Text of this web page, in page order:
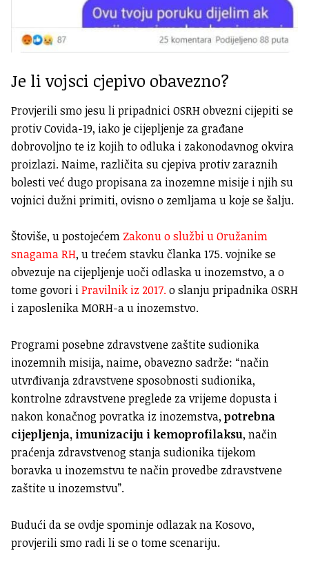
Je li vojsci cjepivo obavezno?
Provjerili smo jesu li pripadnici OSRH obvezni cijepiti se
protiv Covida-19, iako je cijepljenje za građane
dobrovoljno te iz kojih to odluka i zakonodavnog okvira
proizlazi. Naime, različita su cjepiva protiv zaraznih
bolesti već dugo propisana za inozemne misije i njih su
vojnici dužni primiti, ovisno o zemljama u koje se šalju.
Štoviše, u postojećem Zakonu o službi u Oružanim
snagama RH, u trećem stavku članka 175. vojnike se
obvezuje na cijepljenje uoči odlaska u inozemstvo, a o
tome govori iPravilnik iz 2017.o slanju pripadnika OSRH
i zaposlenika MORH-a u inozemstvo.
Programi posebne zdravstvene zaštite sudionika
inozemnih misija, naime, obavezno sadrže: “način
utvrđivanja zdravstvene sposob­nosti sudionika,
kontrolne zdravstvene preglede za vrijeme dopusta i
nakon konačnog povratka iz inozemstva, potrebna
cijepljenja, imunizaciju i kemoprofilaksu, način
praćenja zdravstvenog stanja sudio­nika tijekom
boravka u inozemstvu te način provedbe zdravstvene
zaštite u inozemstvu”.
Budući da se ovdje spominje odlazak na Kosovo,
provjerili smo radi li se o tome scenariju.